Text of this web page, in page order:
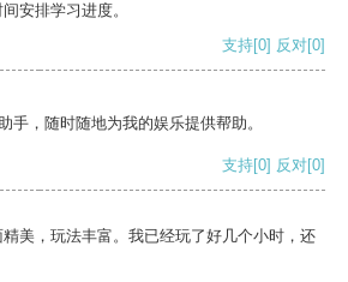
安排学习进度。
支持[0] 反对[0]
手，随时随地为我的娱乐提供帮助。
支持[0] 反对[0]
美，玩法丰富。我已经玩了好几个小时，还